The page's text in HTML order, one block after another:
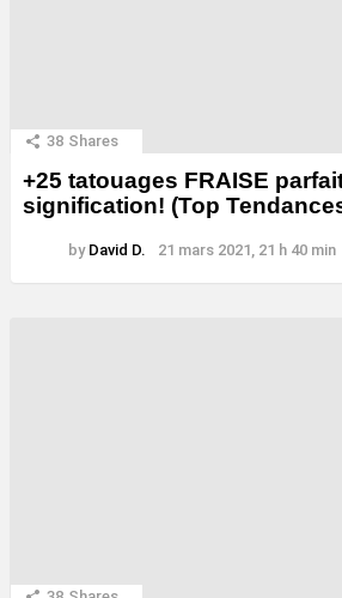
38 Shares
+25 tatouages ​​FRAISE
signification! (Top
by David D. 21 mars 2021, 21 h 40 min